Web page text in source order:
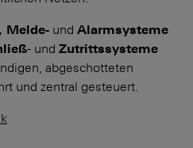
Melde- und Alarmsysteme
- und Zutrittssysteme
abgeschotteten
und zentral gesteuert.